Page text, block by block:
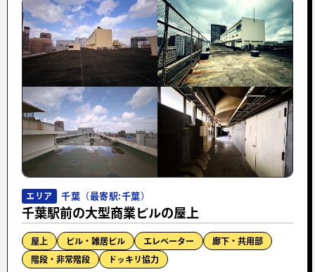
エリア 千葉（最寄駅:千葉）
千葉駅前の大型商業ビルの屋上
屋上 ビル・雑居ビル エレベーター 廊下・共用部
階段・非常階段 ドッキリ協力